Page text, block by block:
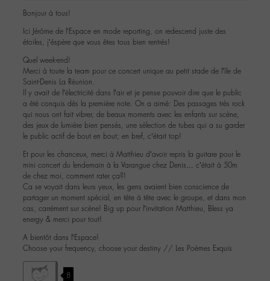
Bonjour à tous!
Ici Jérôme de l’Espace en mode reporting, on redescend juste des
étoiles, j’éspère que vous êtes tous bien rentrés!
Quel week-end!
Merci à toute la team pour ce concert unique au petit stade de l’île de
Saint-Denis La Réunion.
Il y avait de l’électricité dans l’air et je pense pouvoir dire que le public
a été conquis dès la première note. On a aimé: Des passages très rock
qui nous ont fait vibrer, de beaux moments avec les enfants sur scène,
des jeux de lumière bien pensés, une sélection de tubes qui a su garder
le public actif de bout en bout; en bref, c’était top!
Et pour les chanceux, merci à Matthieu d’avoir repris la guitare pour le
mini concert du lendemain à la Varangue chez Denis… c’était à 50m
de chez moi, comment rater ça?!
Ca se voyait dans leurs yeux, les gens avaient bien conscience de
partager un moment spécial, en tête à tête avec le groupe, et dans mon
cas, carrément sur scène! Big up pour l’invitation Matthieu, Bless ya
energy & merci pour tout!
A bientôt dans l’Espace!
Choose your frequency, choose your destiny // Les Poèmes Exquis
8